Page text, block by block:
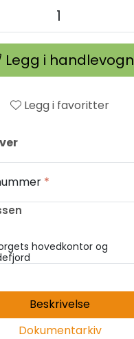
Legg i handlevogn
Legg i favoritter
*
hovedkontor og
Beskrivelse
Dokumentarkiv